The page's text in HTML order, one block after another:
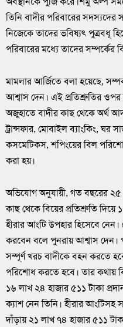
তিনি বাদীর পরিবারের
নিজেকে তাদের ভবিষ্যৎ পুত্রবধূ
পরিবারের মধ্যে তাদের সম্পর্কের
মামলার আর্জিতে বলা হয়েছে,
আশ্বাস দেন। এই প্রতিশ্রুতির ওপর
অজুহাতে বাদীর কাছ থেকে অর্থ
ট্রান্সফার, মোবাইল ব্যাংকিং, ঘর
কসমেটিকস, শপিংয়ের বিল
করা হয়।
অভিযোগ অনুযায়ী, গত বছরের ২৫
কাছ থেকে বিয়ের প্রতিশ্রুতি
হীরার আংটি উপহার হিসেবে
করবেন বলে পুনরায় আশ্বাস দেন।
সম্পূর্ণ খরচ বাদীকে বহন করতে
পরিশোধ করতে হবে। তার কথায়
১৬ লাখ ২৪ হাজার ৫১১ টাকা
ক্যাশ নেন তিনি। হীরার আংটিসহ
দাঁড়ায় ২১ লাখ ৭৪ হাজার ৫১১